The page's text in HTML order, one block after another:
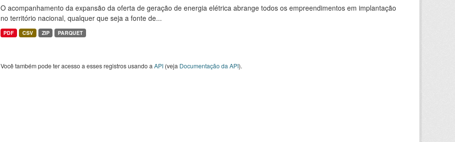
O acompanhamento da expansão da oferta de geração de energia elétrica abrange todos os empreendimentos em implantação
no território nacional, qualquer que seja a fonte de...
PDF CSV ZIP PARQUET
Você também pode ter acesso a esses registros usando a API(veja Documentação da API).